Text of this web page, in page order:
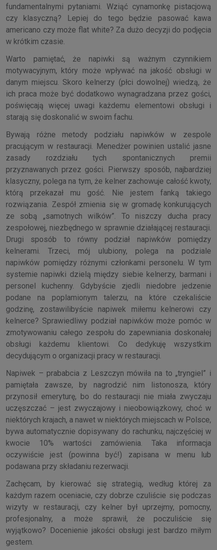
fundamentalnymi pytaniami. Wziąć cynamonkę pistacjową
czy klasyczną? Lepiej do tego będzie pasować kawa
americano czy może flat white? Za dużo decyzji do podjęcia
w krótkim czasie.
Warto pamiętać, że napiwki są ważnym czynnikiem
motywacyjnym, który może wpływać na jakość obsługi w
danym miejscu. Skoro kelnerzy (płci dowolnej) wiedzą, że
ich praca może być dodatkowo wynagradzana przez gości,
poświęcają więcej uwagi każdemu elementowi obsługi i
starają się doskonalić w swoim fachu.
Bywają różne metody podziału napiwków w zespole
pracującym w restauracji. Menedżer powinien ustalić jasne
zasady rozdziału tych spontanicznych premii
przyznawanych przez gości. Pierwszy sposób, najbardziej
klasyczny, polega na tym, że kelner zachowuje całość kwoty,
którą przekazał mu gość. Nie jestem fanką takiego
rozwiązania. Zespół zmienia się w gromadę konkurujących
ze sobą „samotnych wilków”. To niszczy ducha pracy
zespołowej, niezbędnego w sprawnie działającej restauracji.
Drugi sposób to równy podział napiwków pomiędzy
kelnerami. Trzeci, mój ulubiony, polega na podziale
napiwków pomiędzy różnymi członkami personelu. W tym
systemie napiwki dzielą między siebie kelnerzy, barmani i
personel kuchenny. Gdybyście zjedli niedobre jedzenie
podane na poplamionym talerzu, na które czekaliście
godzinę, zostawilibyście napiwek miłemu kelnerowi czy
kelnerce? Sprawiedliwy podział napiwków może pomóc w
zmotywowaniu całego zespołu do zapewniania doskonałej
obsługi każdemu klientowi. Co dedykuję wszystkim
decydującym o organizacji pracy w restauracji.
Napiwek – prababcia z Leszczyn mówiła na to „tryngiel” i
pamiętała zawsze, by nagrodzić nim listonosza, który
przynosił emeryturę, bo do restauracji nie miała zwyczaju
uczęszczać – jest zwyczajowy i nieobowiązkowy, choć w
niektórych krajach, a nawet w niektórych miejscach w Polsce,
bywa automatycznie dopisywany do rachunku, najczęściej w
kwocie 10% wartości zamówienia. Taka informacja
oczywiście jest (powinna być!) zapisana w menu lub
podawana przy składaniu rezerwacji.
Zachęcam, by kierować się strategią, według której za
każdym razem oceniacie, czy dobrze czuliście się podczas
wizyty w restauracji, czy kelner był uprzejmy, pomocny,
profesjonalny, a może sprawił, że poczuliście się
wyjątkowo? Docenienie jakości obsługi jest bardzo miłym
gestem.